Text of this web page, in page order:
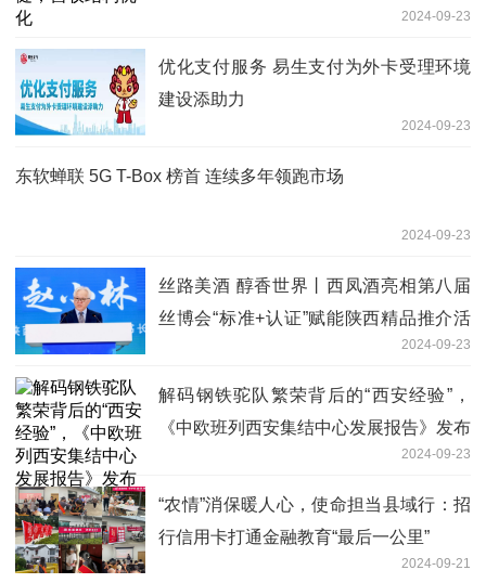
2024-09-23
优化支付服务 易生支付为外卡受理环境
建设添助力
2024-09-23
东软蝉联 5G T-Box 榜首 连续多年领跑市场
2024-09-23
丝路美酒 醇香世界丨西凤酒亮相第八届
丝博会“标准+认证”赋能陕西精品推介活
2024-09-23
解码钢铁驼队繁荣背后的“西安经验”，
《中欧班列西安集结中心发展报告》发布
2024-09-23
“农情”消保暖人心，使命担当县域行：招
行信用卡打通金融教育“最后一公里”
2024-09-21